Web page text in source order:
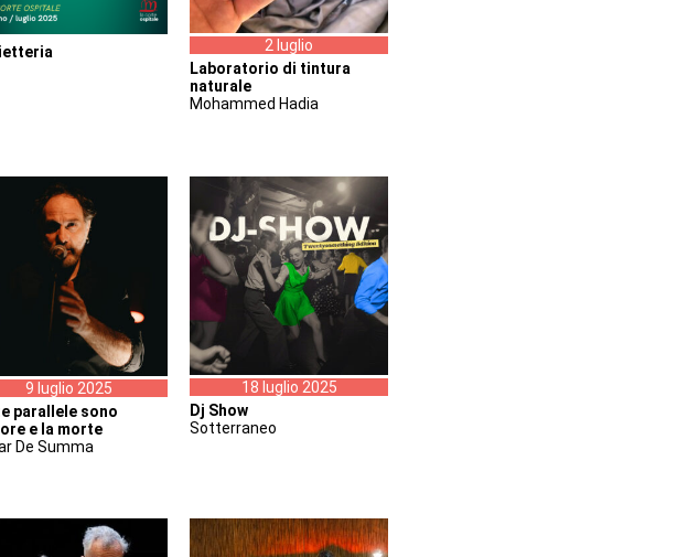
2 luglio
Laboratorio di tintura
naturale
Mohammed Hadia
9 luglio 2025
parallele sono
e la morte
De Summa
18 luglio 2025
Dj Show
Sotterraneo